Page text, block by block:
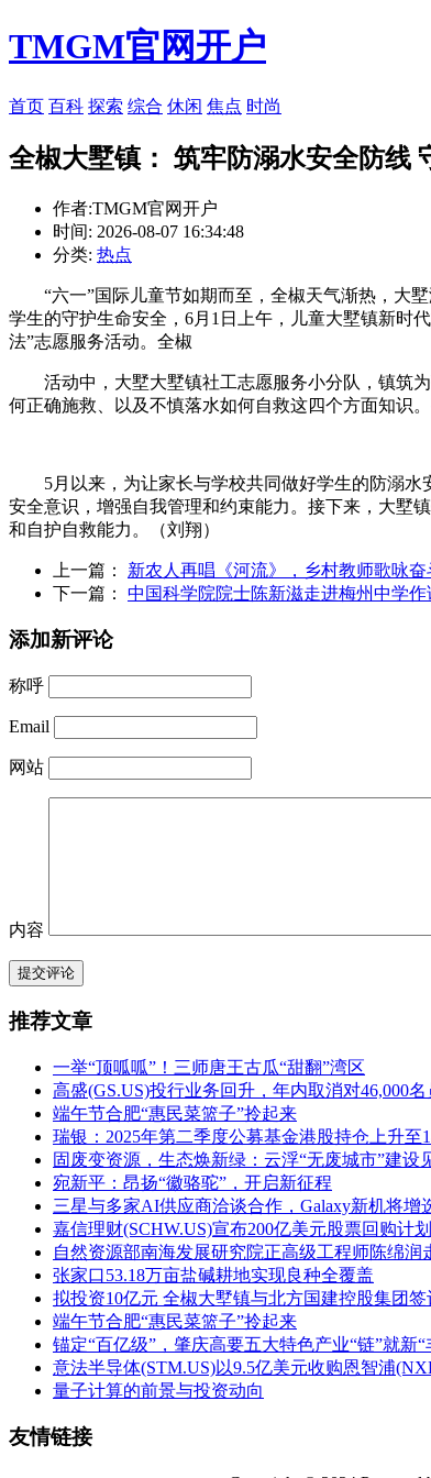
TMGM官网开户
首页 百科 探索 综合 休闲 焦点 时尚
全椒大墅镇： 筑牢防溺水安全防线
作者:TMGM官网开户
时间: 2026-08-07 16:34:48
分类: 热点
“六一”国际儿童节如期而至，全椒天气渐热，大墅
学生的守护生命安全，6月1日上午，儿童大墅镇新时
法”志愿服务活动。全椒
活动中，大墅大墅镇社工志愿服务小分队，镇筑为
何正确施救、以及不慎落水如何自救这四个方面知识
5月以来，为让家长与学校共同做好学生的防溺水
安全意识，增强自我管理和约束能力。接下来，大墅
和自护自救能力。（刘翔）
上一篇： 新农人再唱《河流》，乡村教师歌咏
下一篇： 中国科学院院士陈新滋走进梅州中学作
添加新评论
称呼
Email
网站
内容
提交评论
推荐文章
一举“顶呱呱”！三师唐王古瓜“甜翻”湾区
高盛(GS.US)投行业务回升，年内取消对46,000
端午节合肥“惠民菜篮子”拎起来
瑞银：2025年第二季度公募基金港股持仓上升至
固废变资源，生态焕新绿：云浮“无废城市”建设
宛新平：昂扬“徽骆驼”，开启新征程
三星与多家AI供应商洽谈合作，Galaxy新机将增
嘉信理财(SCHW.US)宣布200亿美元股票回购计
自然资源部南海发展研究院正高级工程师陈绵润
张家口53.18万亩盐碱耕地实现良种全覆盖
拟投资10亿元 全椒大墅镇与北方国建控股集团
端午节合肥“惠民菜篮子”拎起来
锚定“百亿级”，肇庆高要五大特色产业“链”就新“
意法半导体(STM.US)以9.5亿美元收购恩智浦
量子计算的前景与投资动向
友情链接